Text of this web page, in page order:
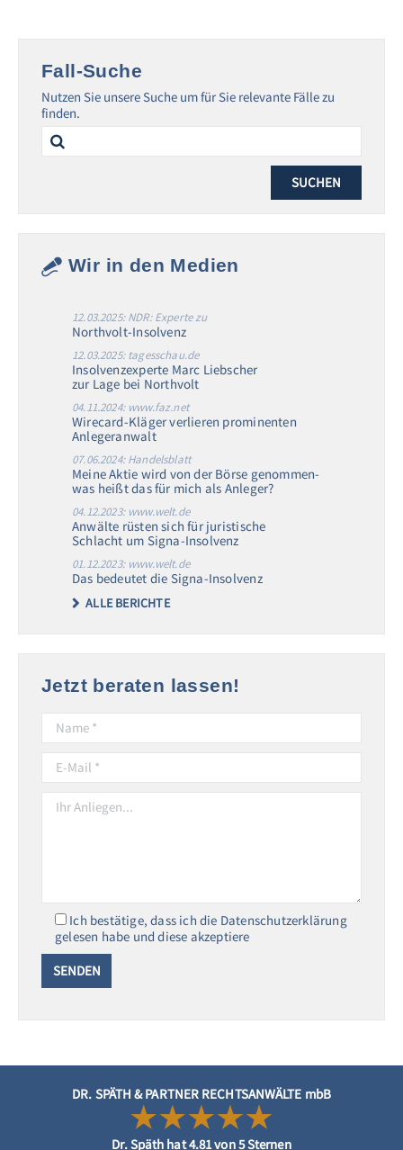
Fall-Suche
Nutzen Sie unsere Suche um für Sie relevante Fälle zu
finden.
Search
for:
Wir in den Medien
12.03.2025: NDR: Experte zu
Northvolt-Insolvenz
12.03.2025: tagesschau.de
Insolvenzexperte Marc Liebscher
zur Lage bei Northvolt
04.11.2024: www.faz.net
Wirecard-Kläger verlieren prominenten
Anlegeranwalt
07.06.2024: Handelsblatt
Meine Aktie wird von der Börse genommen-
was heißt das für mich als Anleger?
04.12.2023: www.welt.de
Anwälte rüsten sich für juristische
Schlacht um Signa-Insolvenz
01.12.2023: www.welt.de
Das bedeutet die Signa-Insolvenz
ALLE BERICHTE
Jetzt beraten lassen!
Ich bestätige, dass ich die Datenschutzerklärung
gelesen habe und diese akzeptiere
DR. SPÄTH & PARTNER RECHTSANWÄLTE mbB
Dr. Späth hat4.81von5Sternen